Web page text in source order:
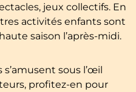
jeux collectifs. En
activités enfants sont
saison l’après-midi.
sous l’œil
profitez-en pour